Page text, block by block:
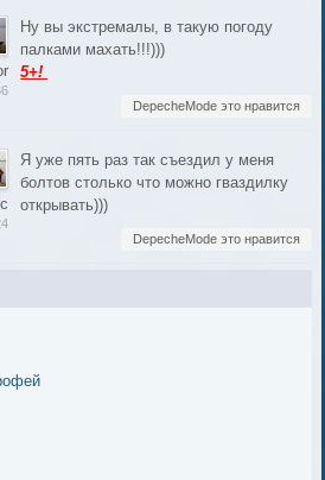
Ну вы экстремалы, в такую погоду
палками махать!!!)))
5+!
DepecheMode это нравится
Я уже пять раз так съездил у меня
болтов столько что можно гваздилку
открывать)))
DepecheMode это нравится